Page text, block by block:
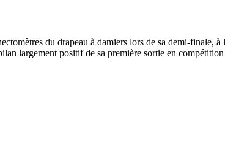
du drapeau à damiers lors de sa demi-finale,
largement positif de sa première sortie en